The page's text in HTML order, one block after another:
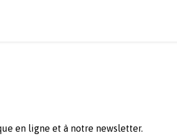
en ligne et à notre newsletter.